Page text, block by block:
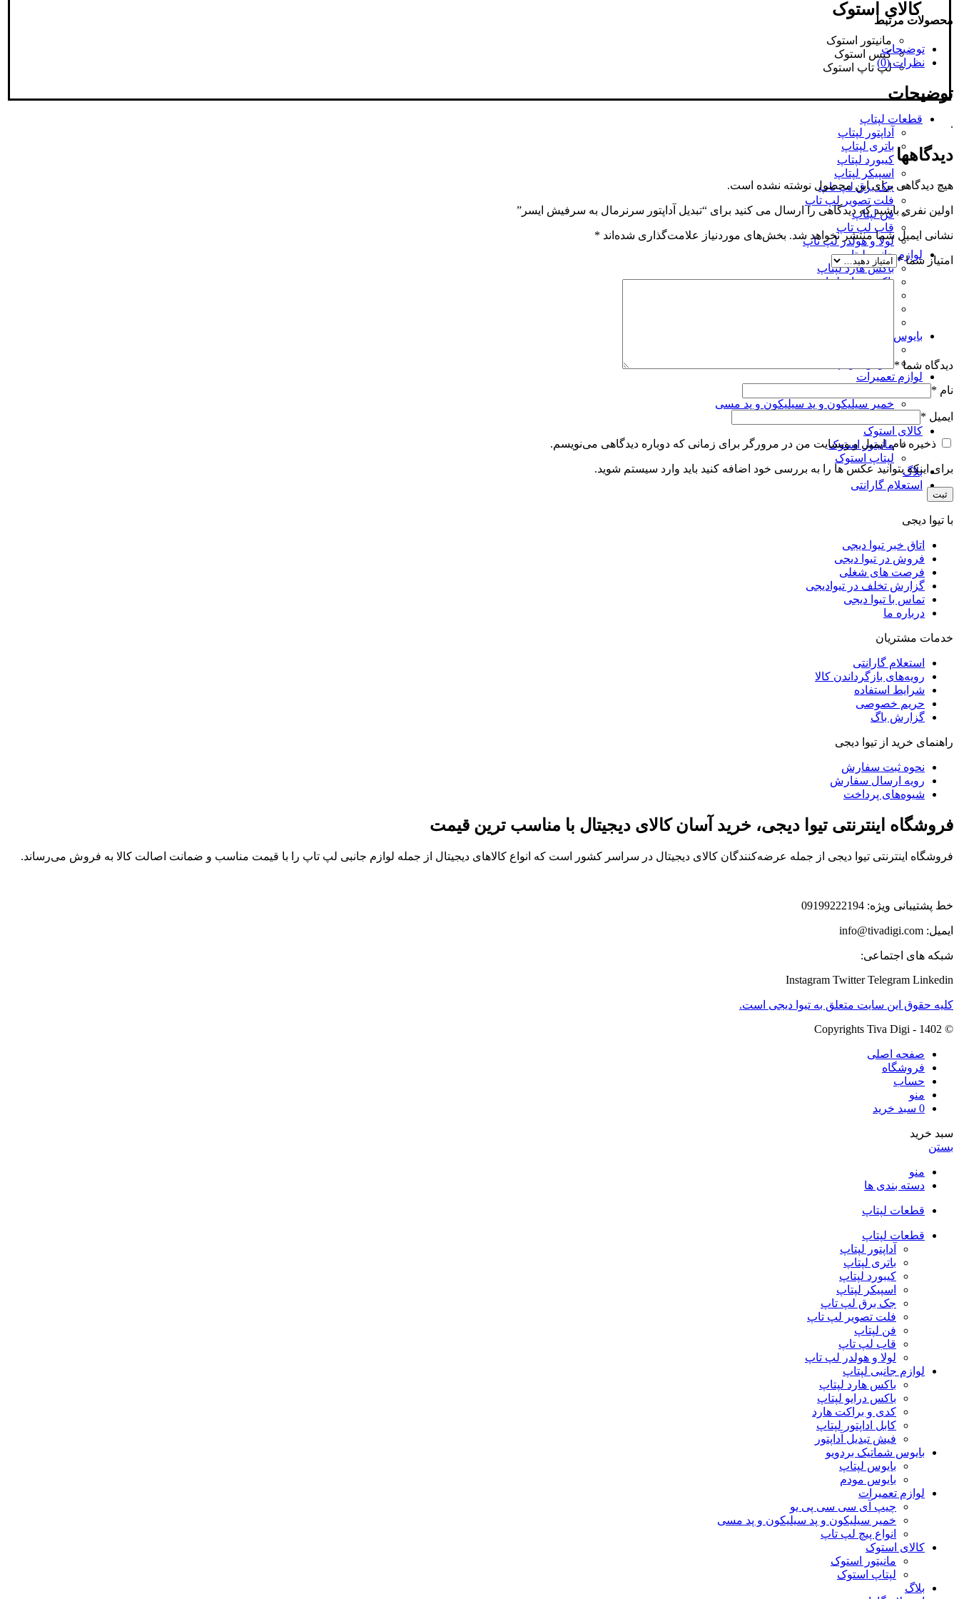
کالای استوک
مانیتور استوک
کیس استوک
لپ تاپ استوک
قطعات لپتاپ
آداپتور لپتاپ
باتری لپتاپ
کیبورد لپتاپ
اسپیکر لپتاپ
جک برق لپ تاپ
فلت تصویر لپ تاپ
فن لپتاپ
قاب لپ تاپ
لولا و هولدر لپ تاپ
لوازم جانبی لپتاپ
باکس هارد لپتاپ
باکس درایو لپتاپ
بایوس شماتیک بردویو
لوازم تعمیرات
خمیر سیلیکون و پد سیلیکون و پد مسی
کالای استوک
مانیتور استوک
لپتاپ استوک
بلاگ
استعلام گارانتی
محصولات مرتبط
توضیحات
نظرات (0)
توضیحات
.
دیدگاهها
هیچ دیدگاهی برای این محصول نوشته نشده است.
اولین نفری باشید که دیدگاهی را ارسال می کنید برای “تبدیل آداپتور سرنرمال به سرفیش ایسر”
نشانی ایمیل شما منتشر نخواهد شد. بخش‌های موردنیاز علامت‌گذاری شده‌اند *
امتیاز شما*
دیدگاه شما*
نام *
ایمیل *
ذخیره نام، ایمیل و وبسایت من در مرورگر برای زمانی که دوباره دیدگاهی می‌نویسم.
برای اینکه بتوانید عکس ها را به بررسی خود اضافه کنید باید وارد سیستم شوید.
با تیوا دیجی
اتاق خبر تیوا دیجی
فروش در تیوا دیجی
فرصت های شغلی
گزارش تخلف در تیوادیجی
تماس با تیوا دیجی
درباره ما
خدمات مشتریان
استعلام گارانتی
رویه‌های بازگرداندن کالا
شرایط استفاده
حریم خصوصی
گزارش باگ
راهنمای خرید از تیوا دیجی
نحوه ثبت سفارش
رویه ارسال سفارش
شیوه‌های پرداخت
فروشگاه اینترنتی تیوا دیجی، خرید آسان کالای دیجیتال با مناسب ترین قیمت
فروشگاه اینترنتی تیوا دیجی از جمله عرضه‌کنندگان کالای دیجیتال در سراسر کشور است که انواع کالاهای دیجیتال از جمله لوازم جانبی لپ تاپ را با قیمت مناسب و ضمانت اصالت کالا به فروش می‌رساند.
خط پشتیبانی ویژه: 09199222194
ایمیل: info@tivadigi.com
شبکه های اجتماعی:
Instagram Twitter Telegram Linkedin
کلیه حقوق این سایت متعلق به تیوا دیجی است.
© Copyrights Tiva Digi - 1402
صفحه اصلی
فروشگاه
حساب
منو
0 سبد خرید
سبد خرید
بستن
منو
دسته بندی ها
قطعات لپتاپ
قطعات لپتاپ
آداپتور لپتاپ
باتری لپتاپ
کیبورد لپتاپ
اسپیکر لپتاپ
جک برق لپ تاپ
فلت تصویر لپ تاپ
فن لپتاپ
قاب لپ تاپ
لولا و هولدر لپ تاپ
لوازم جانبی لپتاپ
باکس هارد لپتاپ
باکس درایو لپتاپ
کدی و براکت هارد
کابل اداپتور لپتاپ
فیش تبدیل آداپتور
بایوس شماتیک بردویو
بایوس لپتاپ
بایوس مودم
لوازم تعمیرات
چیپ آی سی سی پی یو
خمیر سیلیکون و پد سیلیکون و پد مسی
انواع پیچ لپ تاپ
کالای استوک
مانیتور استوک
لپتاپ استوک
بلاگ